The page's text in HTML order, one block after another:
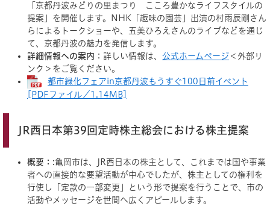
「京都丹波みどりの里まつり こころ豊かなライフスタイルの
提案」を開催します。NHK「趣味の園芸」出演の村雨辰剛さん
らによるトークショーや、五美ひろえさんのライブなどを通じ
て、京都丹波の魅力を発信します。
詳細情報への案内 ：詳しい情報は、 公式ホームページ ＜外部リ
ンク＞ をご覧ください。
都市緑化フェアin京都丹波もうすぐ100日前イベント
[PDFファイル／1.14MB]
JR西日本第39回定時株主総会における株主提案
概要： :亀岡市は、JR西日本の株主として、これまでは国や事業
者への直接的な要望活動が中心でしたが、株主としての権利を
行使し「定款の一部変更」という形で提案を行うことで、市の
活動やメッセージを世間へ広くアピールします。